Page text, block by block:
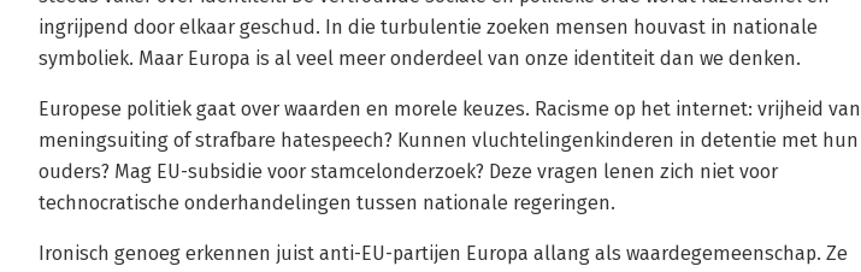
ingrijpend door elkaar geschud. In die turbulentie zoeken mensen houvast in nationale
symboliek. Maar Europa is al veel meer onderdeel van onze identiteit dan we denken.
Europese politiek gaat over waarden en morele keuzes. Racisme op het internet: vrijheid van
meningsuiting of strafbare hatespeech? Kunnen vluchtelingenkinderen in detentie met hun
ouders? Mag EU-subsidie voor stamcelonderzoek? Deze vragen lenen zich niet voor
technocratische onderhandelingen tussen nationale regeringen.
Ironisch genoeg erkennen juist anti-EU-partijen Europa allang als waardegemeenschap. Ze